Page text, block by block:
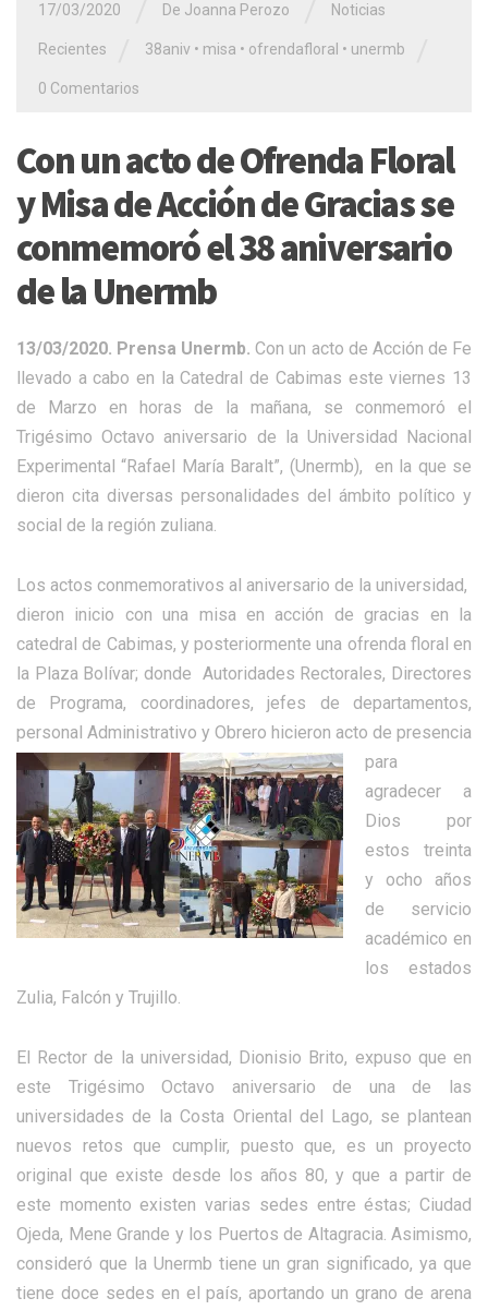
17/03/2020 De Joanna Perozo Noticias
Recientes 38aniv • misa • ofrendafloral • unermb
0 Comentarios
Con un acto de Ofrenda Floral
y Misa de Acción de Gracias se
conmemoró el 38 aniversario
de la Unermb
13/03/2020. Prensa Unermb.Con un acto de Acción de Fe
llevado a cabo en la Catedral de Cabimas este viernes 13
de Marzo en horas de la mañana, se conmemoró el
Trigésimo Octavo aniversario de la Universidad Nacional
Experimental “Rafael María Baralt”, (Unermb), en la que se
dieron cita diversas personalidades del ámbito político y
social de la región zuliana.
Los actos conmemorativos al aniversario de la universidad,
dieron inicio con una misa en acción de gracias en la
catedral de Cabimas, y posteriormente una ofrenda floral en
la Plaza Bolívar; donde Autoridades Rectorales, Directores
de Programa, coordinadores, jefes de departamentos,
personal Administrativo y Obrero hicieron acto de presencia
para
agradecer a
Dios por
estos treinta
y ocho años
de servicio
académico en
los estados
Zulia, Falcón y Trujillo.
El Rector de la universidad, Dionisio Brito, expuso que en
este Trigésimo Octavo aniversario de una de las
universidades de la Costa Oriental del Lago, se plantean
nuevos retos que cumplir, puesto que, es un proyecto
original que existe desde los años 80, y que a partir de
este momento existen varias sedes entre éstas; Ciudad
Ojeda, Mene Grande y los Puertos de Altagracia. Asimismo,
consideró que la Unermb tiene un gran significado, ya que
tiene doce sedes en el país, aportando un grano de arena